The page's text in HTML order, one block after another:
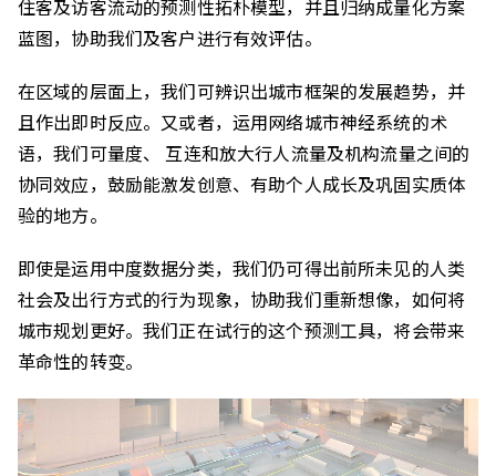
住客及访客流动的预测性拓朴模型，并且归纳成量化方案
蓝图，协助我们及客户进行有效评估。
在区域的层面上，我们可辨识出城市框架的发展趋势，并
且作出即时反应。又或者，运用网络城市神经系统的术
语，我们可量度、 互连和放大行人流量及机构流量之间的
协同效应，鼓励能激发创意、有助个人成长及巩固实质体
验的地方。
即使是运用中度数据分类，我们仍可得出前所未见的人类
社会及出行方式的行为现象，协助我们重新想像，如何将
城市规划更好。我们正在试行的这个预测工具，将会带来
革命性的转变。